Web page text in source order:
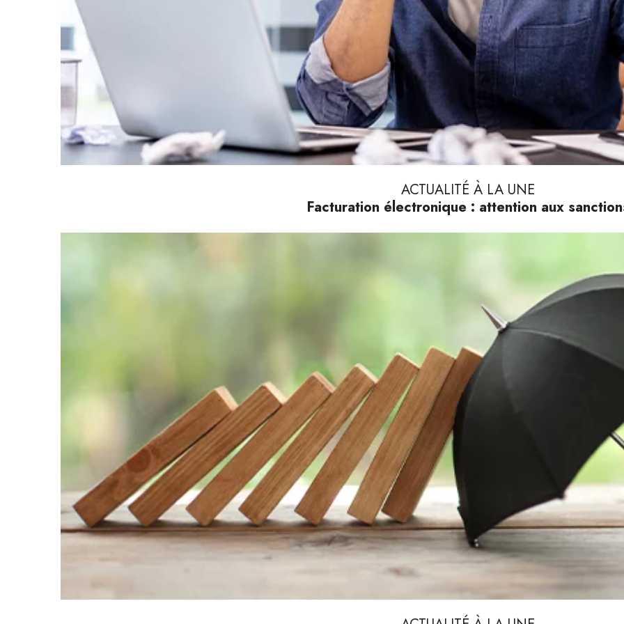
ACTUALITÉ À LA UNE
Facturation électronique : attention aux